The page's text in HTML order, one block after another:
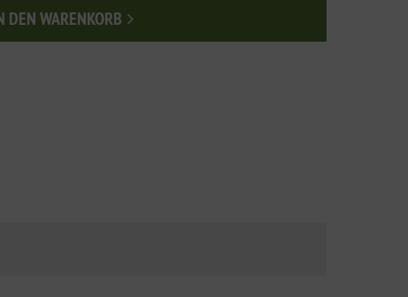
DEN WARENKORB
In den Warenkorb